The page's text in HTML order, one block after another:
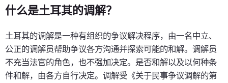
什么是土耳其的调解？
土耳其的调解是一种有组织的争议解决程序，由一名中立、
公正的调解员帮助争议各方沟通并探索可能的和解。调解员
不充当法官的角色，也不强加决定。是否和解以及以何种条
件和解，由各方自行决定。调解受《关于民事争议调解的第